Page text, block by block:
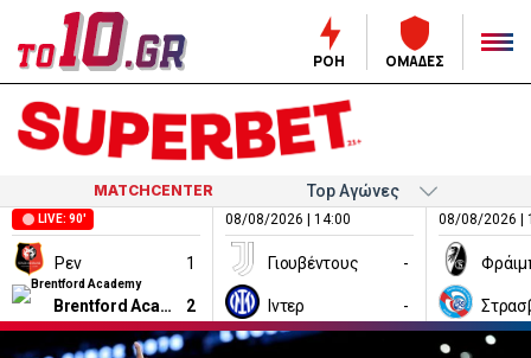
ΡΟΗ ΟΜΑΔΕΣ
MATCHCENTER
LIVE: 90'
Ρεν 1
Brentford Academy 2
08/08/2026 | 14:00
Γιουβέντους -
Ιντερ -
08/08/2026 |